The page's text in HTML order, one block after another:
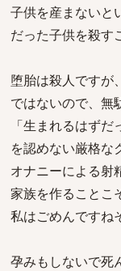
子供を産まないと
だった子供を殺す
堕胎は殺人ですが
ではないので、無
「生まれるはず
を認めない厳格な
オナニーによる射
家族を作ることこ
私はごめんですね
孕みもしないで死